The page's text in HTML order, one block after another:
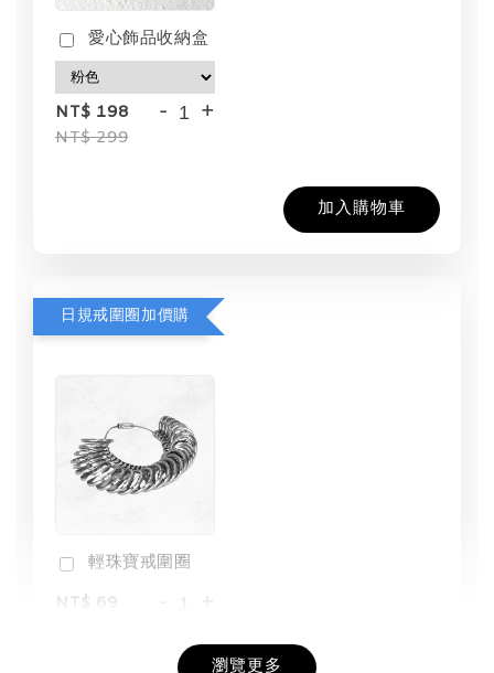
愛心飾品收納盒
NT$ 198
NT$ 299
- +
加入購物車
日規戒圍圈加價購
輕珠寶戒圍圈
NT$ 69
+
瀏覽更多